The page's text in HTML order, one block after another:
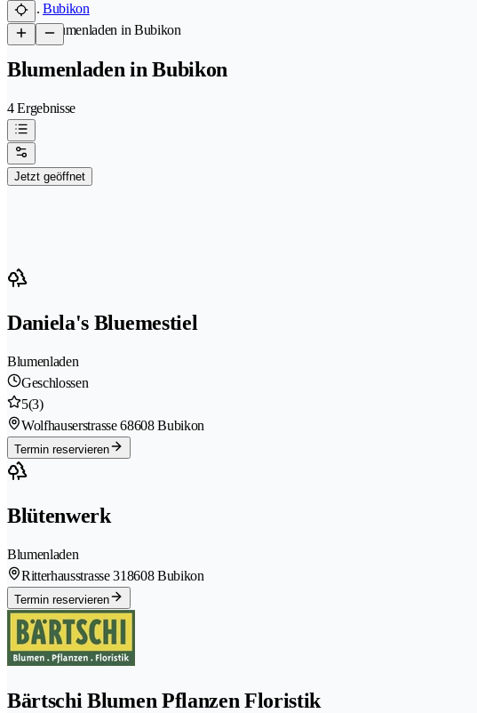
Bubikon
/Blumenladen in Bubikon
Blumenladen in Bubikon
4 Ergebnisse
Jetzt geöffnet
Daniela's Bluemestiel
Blumenladen
Geschlossen
5(3)
Wolfhauserstrasse 68608 Bubikon
Termin reservieren
Blütenwerk
Blumenladen
Ritterhausstrasse 318608 Bubikon
Termin reservieren
Bärtschi Blumen Pflanzen Floristik